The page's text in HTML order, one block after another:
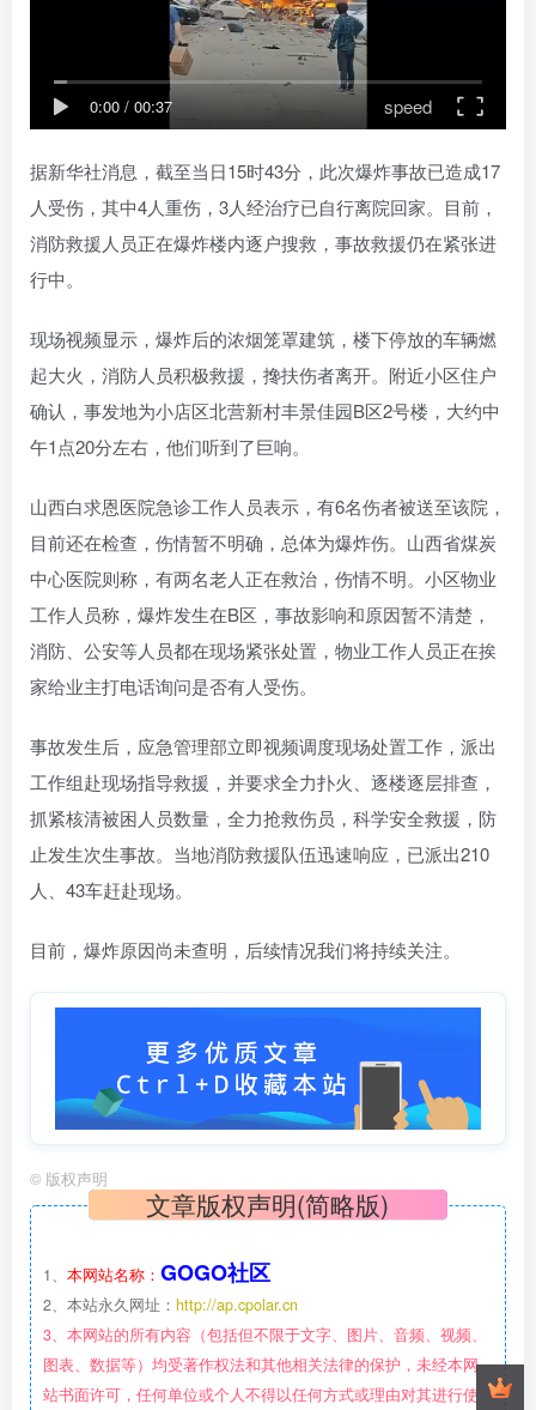
0:00 / 00:37 speed
据新华社消息，截至当日15时43分，此次爆炸事故已造成17
人受伤，其中4人重伤，3人经治疗已自行离院回家。目前，
消防救援人员正在爆炸楼内逐户搜救，事故救援仍在紧张进
行中。
现场视频显示，爆炸后的浓烟笼罩建筑，楼下停放的车辆燃
起大火，消防人员积极救援，搀扶伤者离开。附近小区住户
确认，事发地为小店区北营新村丰景佳园B区2号楼，大约中
午1点20分左右，他们听到了巨响。
山西白求恩医院急诊工作人员表示，有6名伤者被送至该院，
目前还在检查，伤情暂不明确，总体为爆炸伤。山西省煤炭
中心医院则称，有两名老人正在救治，伤情不明。小区物业
工作人员称，爆炸发生在B区，事故影响和原因暂不清楚，
消防、公安等人员都在现场紧张处置，物业工作人员正在挨
家给业主打电话询问是否有人受伤。
事故发生后，应急管理部立即视频调度现场处置工作，派出
工作组赴现场指导救援，并要求全力扑火、逐楼逐层排查，
抓紧核清被困人员数量，全力抢救伤员，科学安全救援，防
止发生次生事故。当地消防救援队伍迅速响应，已派出210
人、43车赶赴现场。
目前，爆炸原因尚未查明，后续情况我们将持续关注。
© 版权声明
文章版权声明(简略版)
1、 本网站名称： GOGO社区
2、本站永久网址： http://ap.cpolar.cn
3、本网站的所有内容（包括但不限于文字、图片、音频、视频、
图表、数据等）均受著作权法和其他相关法律的保护，未经本网
站书面许可，任何单位或个人不得以任何方式或理由对其进行使